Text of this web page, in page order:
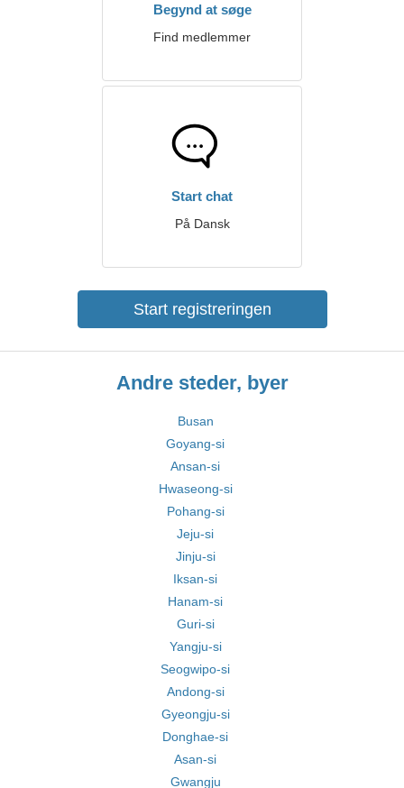
Begynd at søge
Find medlemmer
Start chat
På Dansk
Start registreringen
Andre steder, byer
Busan
Goyang-si
Ansan-si
Hwaseong-si
Pohang-si
Jeju-si
Jinju-si
Iksan-si
Hanam-si
Guri-si
Yangju-si
Seogwipo-si
Andong-si
Gyeongju-si
Donghae-si
Asan-si
Gwangju